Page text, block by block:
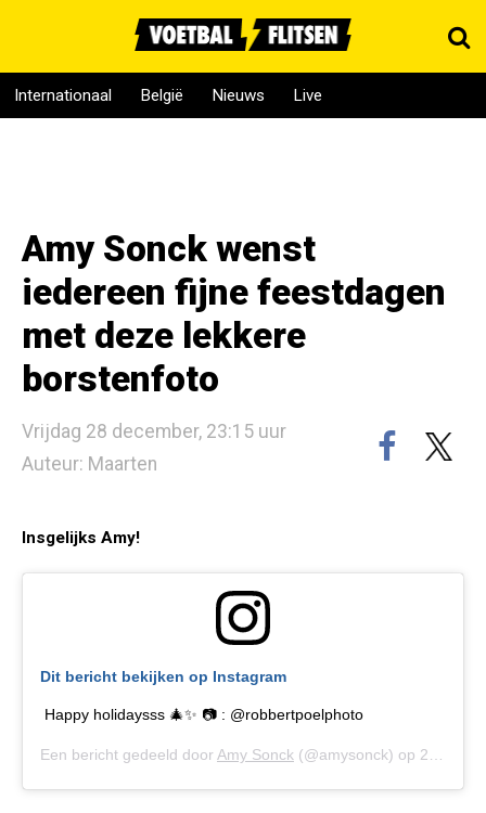
Internationaal België Nieuws Live
Amy Sonck wenst
iedereen fijne feestdagen
met deze lekkere
borstenfoto
Vrijdag 28 december, 23:15 uur
Auteur: Maarten
Insgelijks Amy!
Dit bericht bekijken op Instagram
Happy holidaysss 🎄✨ 📷 : @robbertpoelphoto
Een bericht gedeeld door Amy Sonck (@amysonck) op 26 Dec 2018 om 4:52 (PST)